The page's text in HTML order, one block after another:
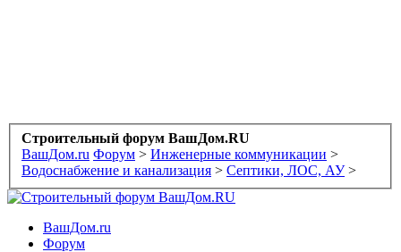
Строительный форум ВашДом.RU
ВашДом.ru Форум > Инженерные коммуникации >
Водоснабжение и канализация > Септики, ЛОС, АУ >
ВашДом.ru
Форум